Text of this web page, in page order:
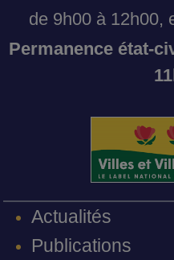
de 9h00 à 12h00,
Permanence état-
Actualités
Publications